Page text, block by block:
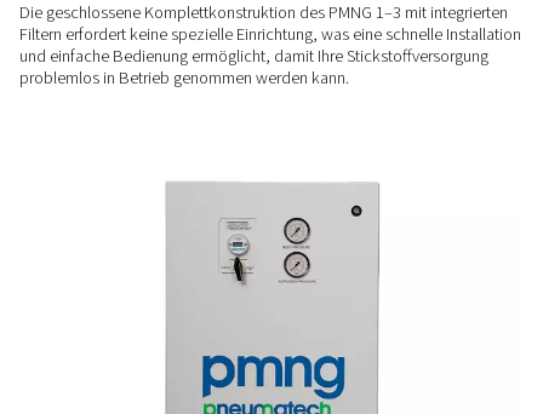
Langlebig und effizient
Stickstoffausgabe bei minimalem Wartungsaufwand, was
langfristige Zuverlässigkeit gewährleistet.
ANSCHLUSSFERTIG MIT PLUG-AND-PLAY
Installation